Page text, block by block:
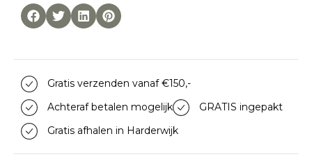
Gratis verzenden vanaf €150,-
Achteraf betalen mogelijk
GRATIS ingepakt
Gratis afhalen in Harderwijk